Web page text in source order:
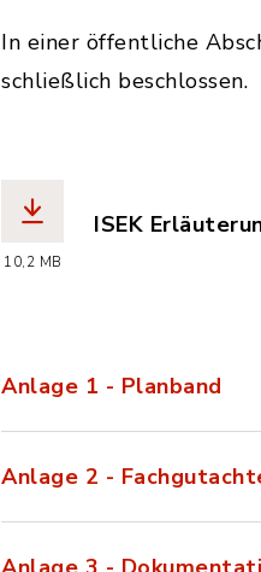
In einer öffentliche
schließlich beschlossen.
10,2 MB
ISEK
Anlage 1 - Planband
Anlage 2 -